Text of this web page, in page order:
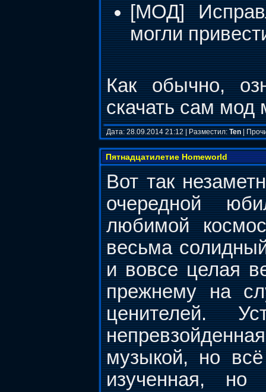
[МОД]
могли
Как обычно,
скачать сам
Дата: 28.09.2014 21:12 | Разместил:Ten|
Пятнадцатилетие Homeworld
Вот так
очередной
любимой
весьма
и вовсе целая
прежнему на
ценителей.
музыкой, но
изученная,